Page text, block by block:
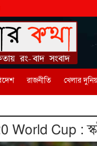
রাজনীতি খেলার
World Cup :